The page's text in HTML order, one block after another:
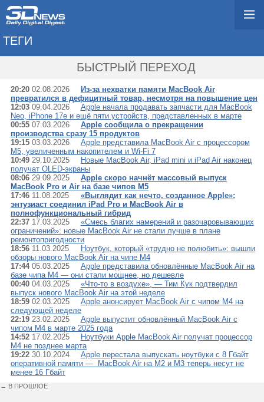
ТЕГИ
БЫСТРЫЙ ПЕРЕХОД
20:20 02.08.2026
Из-за нехватки памяти MacBook Air
превратился в дефицитный товар, несмотря на повышение цен
12:03 09.04.2026
Apple начала продавать запчасти для MacBook
Neo, iPhone 17e и ещё пяти устройств, представленных в марте
00:55 07.03.2026
Apple сообщила о прекращении
производства сразу 15 продуктов
19:15 03.03.2026
Apple представила MacBook Air с процессором
M5, увеличенным накопителем и Wi-Fi 7
10:49 29.10.2025
Новые MacBook Air, iPad mini и iPad Air наконец
получат OLED-экраны
08:06 29.09.2025
Apple скоро начнёт массовый выпуск
MacBook Pro и Air на базе чипов M5
17:46 11.08.2025
«Выглядит как нечто, созданное Apple»:
энтузиаст соединил iPad Pro и MacBook Air в
полнофункциональный гибрид
22:37 17.03.2025
«Смесь благих намерений и разочаровывающих
ограничений»: новые MacBook Air не стали лучше в плане
ремонтопригодности
18:56 11.03.2025
Ноутбук, который «трудно не полюбить»: вышли
обзоры нового MacBook Air на чипе M4
17:4405.03.2025
Apple представила обновлённые MacBook Air на
базе чипа M4 — они стали мощнее, но дешевле
00:40 04.03.2025
«Что-то в воздухе», — Тим Кук подтвердил
выпуск нового MacBook Air на этой неделе
18:59 02.03.2025
Apple анонсирует MacBook Air с чипом M4 на
следующей неделе
22:19 23.02.2025
Apple выпустит обновлённый MacBook Air с
чипом M4 в марте 2025 года
14:52 17.02.2025
Ноутбуки Apple MacBook Air получат процессор
M4 не позднее марта
19:22 30.10.2024
Apple перестала выпускать ноутбуки с 8 Гбайт
оперативной памяти — MacBook Air на M2 и M3 теперь несут не
менее 16 Гбайт
← В ПРОШЛОЕ